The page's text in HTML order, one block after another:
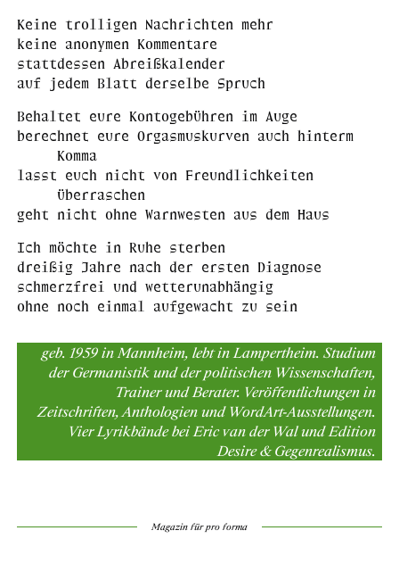
Keine trolligen Nachrichten mehr
keine anonymen Kommentare
stattdessen Abreißkalender
auf jedem Blatt derselbe Spruch
Behaltet eure Kontogebühren im Auge
berechnet eure Orgasmuskurven auch hinterm
Komma
lasst euch nicht von Freundlichkeiten
überraschen
geht nicht ohne Warnwesten aus dem Haus
Ich möchte in Ruhe sterben
dreißig Jahre nach der ersten Diagnose
schmerzfrei und wetterunabhängig
ohne noch einmal aufgewacht zu sein
geb. 1959 in Mannheim, lebt in Lampertheim. Studium
der Germanistik und der politischen Wissenschaften,
Trainer und Berater. Veröffentlichungen in
Zeitschriften, Anthologien und WordArt-Ausstellungen.
Vier Lyrikbände bei Eric van der Wal und Edition
Desire & Gegenrealismus.
Magazin für pro forma